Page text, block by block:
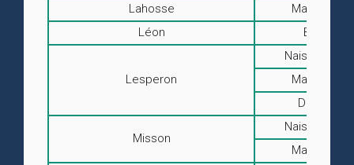
Lahosse
Mariages
Léon
BMS
Lesperon
Naissances
Mariages
Décès
Misson
Naissances
Mariages